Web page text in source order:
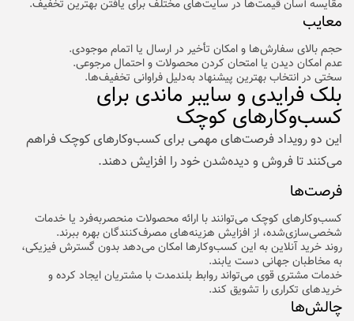
مقایسه آسان قیمت‌ها در سایت‌های مختلف برای یافتن بهترین تخفیف.
معایب
حجم بالای سفارش‌ها و امکان تأخیر در ارسال یا اتمام موجودی.
عدم امکان دیدن یا امتحان کردن محصولات و احتمال مرجوعی.
سختی در انتخاب بهترین پیشنهاد به‌دلیل فراوانی تخفیف‌ها.
بلک فرایدی و سایبر ماندی برای
کسب‌وکارهای کوچک
این دو رویداد فرصت‌های مهمی برای کسب‌وکارهای کوچک فراهم
می‌کنند تا فروش و دیده‌شدن خود را افزایش دهند.
فرصت‌ها
کسب‌وکارهای کوچک می‌توانند با ارائه محصولات منحصربه‌فرد یا خدمات
شخصی‌سازی‌شده، از افزایش هزینه‌های مصرف‌کنندگان بهره ببرند.
روند خرید آنلاین به این کسب‌وکارها امکان می‌دهد بدون گسترش فیزیکی،
به مخاطبان جهانی دست یابند.
خدمات مشتری قوی می‌تواند روابط بلندمدت با مشتریان ایجاد کرده و
خریدهای تکراری را تشویق کند.
چالش‌ها